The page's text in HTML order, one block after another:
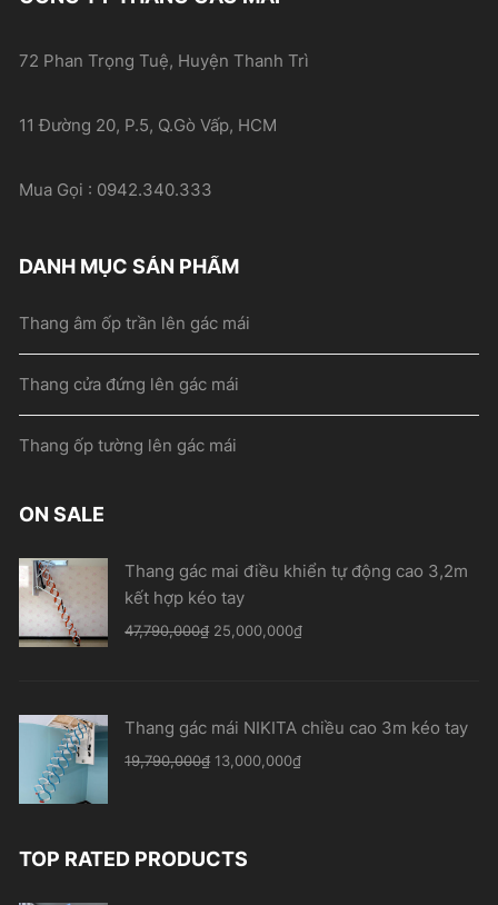
72 Phan Trọng Tuệ, Huyện Thanh Trì
11 Đường 20, P.5, Q.Gò Vấp, HCM
Mua Gọi : 0942.340.333
DANH MỤC SẢN PHẨM
Thang âm ốp trần lên gác mái
Thang cửa đứng lên gác mái
Thang ốp tường lên gác mái
ON SALE
Thang gác mai điều khiển tự động cao 3,2m
kết hợp kéo tay
47,790,000₫ Original
25,000,000₫Current
Thang gác mái NIKITA chiều cao 3m kéo tay
19,790,000₫ Original
13,000,000₫Current
TOP RATED PRODUCTS